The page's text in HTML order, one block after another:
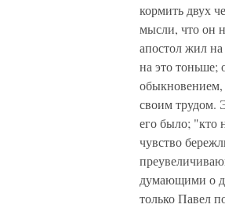
кормить двух
мысли, что он
апостол жил
на это тоньше;
обыкновением,
своим трудом.
его было; "кто
чувство
думающими о
только Павел